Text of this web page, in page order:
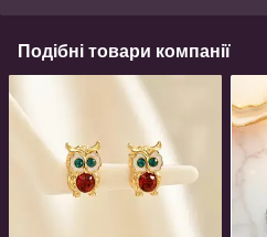
Подібні товари компанії